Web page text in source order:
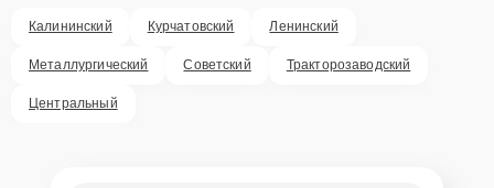
Калининский Курчатовский Ленинский
Металлургический Советский Тракторозаводский
Центральный